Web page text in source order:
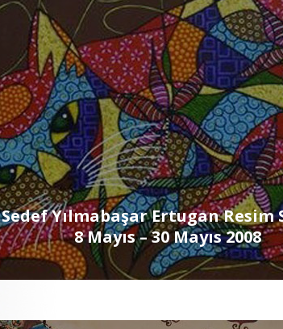
Sedef Yılmabaşar Ertugan Resim
8 Mayıs – 30 Mayıs 2008